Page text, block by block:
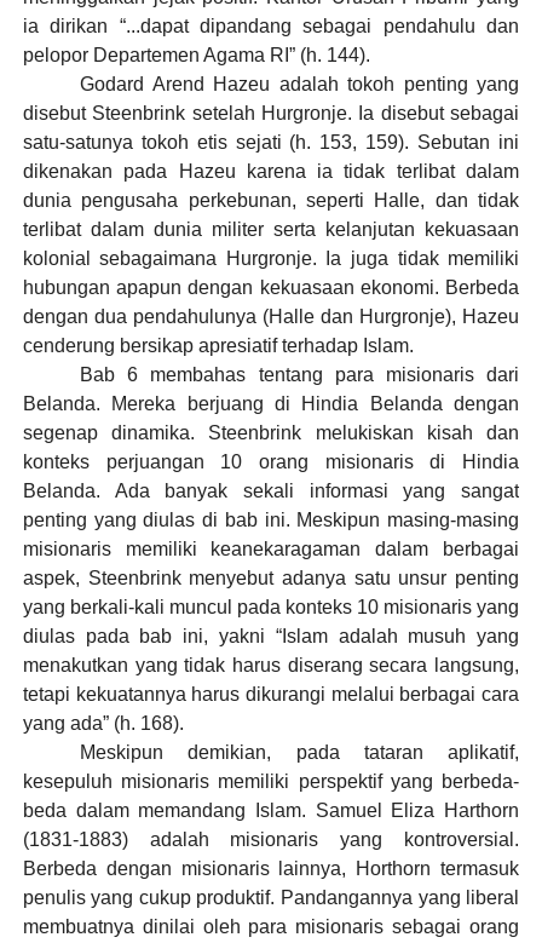
ia dirikan “...dapat dipandang sebagai pendahulu dan
pelopor Departemen Agama RI” (h. 144).
Godard Arend Hazeu adalah tokoh penting yang
disebut Steenbrink setelah Hurgronje. Ia disebut sebagai
satu-satunya tokoh etis sejati (h. 153, 159). Sebutan ini
dikenakan pada Hazeu karena ia tidak terlibat dalam
dunia pengusaha perkebunan, seperti Halle, dan tidak
terlibat dalam dunia militer serta kelanjutan kekuasaan
kolonial sebagaimana Hurgronje. Ia juga tidak memiliki
hubungan apapun dengan kekuasaan ekonomi. Berbeda
dengan dua pendahulunya (Halle dan Hurgronje), Hazeu
cenderung bersikap apresiatif terhadap Islam.
Bab 6 membahas tentang para misionaris dari
Belanda. Mereka berjuang di Hindia Belanda dengan
segenap dinamika. Steenbrink melukiskan kisah dan
konteks perjuangan 10 orang misionaris di Hindia
Belanda. Ada banyak sekali informasi yang sangat
penting yang diulas di bab ini. Meskipun masing-masing
misionaris memiliki keanekaragaman dalam berbagai
aspek, Steenbrink menyebut adanya satu unsur penting
yang berkali-kali muncul pada konteks 10 misionaris yang
diulas pada bab ini, yakni “Islam adalah musuh yang
menakutkan yang tidak harus diserang secara langsung,
tetapi kekuatannya harus dikurangi melalui berbagai cara
yang ada” (h. 168).
Meskipun demikian, pada tataran aplikatif,
kesepuluh misionaris memiliki perspektif yang berbeda-
beda dalam memandang Islam. Samuel Eliza Harthorn
(1831-1883) adalah misionaris yang kontroversial.
Berbeda dengan misionaris lainnya, Horthorn termasuk
penulis yang cukup produktif. Pandangannya yang liberal
membuatnya dinilai oleh para misionaris sebagai orang